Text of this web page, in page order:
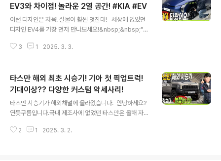
EV3와 차이점! 놀라운 2열 공간! #KIA #EV
이런 디자인은 처음! 실물이 훨씬 멋진데! 세상에 없었던
디자인 EV4를 가장 먼저 만나보세요!&nbsp;&nbsp;">
이끌 EV4를 공개했습니다. 실물 차량을 만나봤는데.. EV
생각을 했습니다. 어떤 차량인지 만나보세요! 기본과 GT-
LINE도 어떤 점이 다른지 상세하게 비교했습니다. 세상에
없었던 디자인 EV4를 가장 먼저 만나보세요!&nbsp;&nb
sp;"> 다음 영상도 자동으로 받고 싶다면 구독과 알림
설정 잊지마세요! 감사합니다. ✔ 2% 캐시백 신차구입+
가장 빠르게 받을 수 있는 방법은 ..
3 1 2025. 3. 3.
타스만 해외 최초 시승기! 기아 첫 픽업트럭!
기대이상?? 다양한 커스텀 악세사리!
타스만 시승기가 해외채널에 올라왔습니다. 안녕하세요?
연못구름입니다.국내 제조사에 없었던 타스만은 올해 자동
과 다르게 국내에 픽업트럭은 특수한 목적을 갖고 있는 분
2 1 2025. 3. 2.